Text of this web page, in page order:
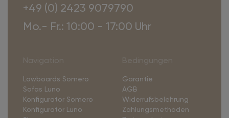
+49 (0) 2423 9079790
Mo.- Fr.: 10:00 - 17:00 Uhr
Lowboards Somero
Sofas Luno
Konfigurator Somero
Konfigurator Luno
Garantie
AGB
Widerrufsbelehrung
Zahlungsmethoden